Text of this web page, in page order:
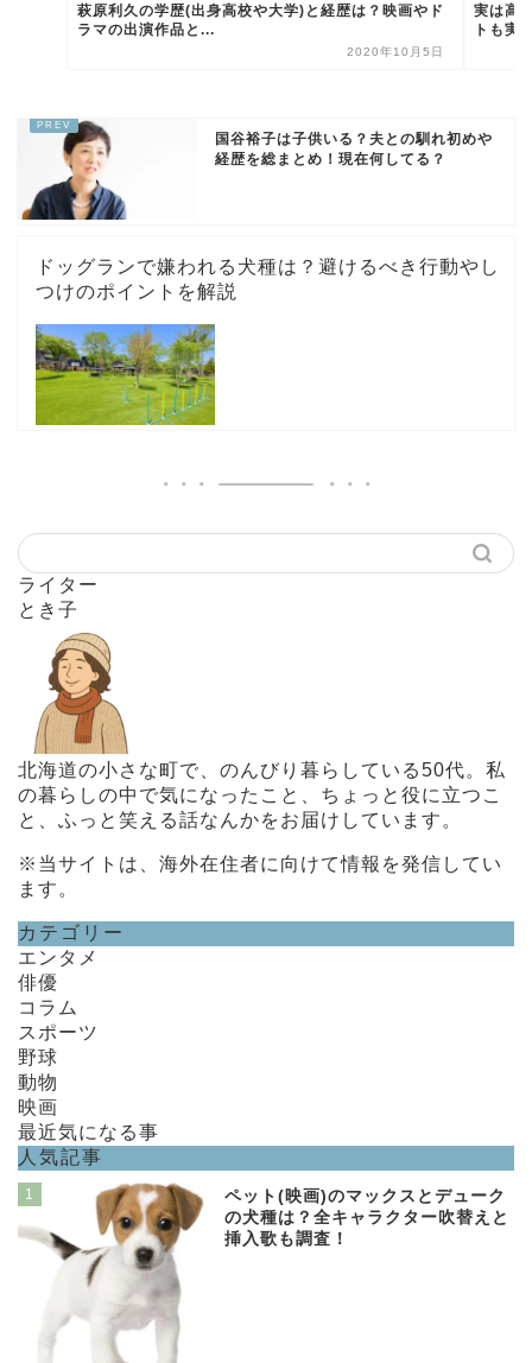
萩原利久の学歴(出身高校や大学)と経歴は？映画やド
ラマの出演作品と...
2020年10月5日
実は高
トも実
国谷裕子は子供いる？夫との馴れ初めや
経歴を総まとめ！現在何してる？
ドッグランで嫌われる犬種は？避けるべき行動やし
つけのポイントを解説
ライター
とき子
北海道の小さな町で、のんびり暮らしている50代。私
の暮らしの中で気になったこと、ちょっと役に立つこ
と、ふっと笑える話なんかをお届けしています。
※当サイトは、海外在住者に向けて情報を発信してい
ます。
カテゴリー
エンタメ
俳優
コラム
スポーツ
野球
動物
映画
最近気になる事
人気記事
1
ペット(映画)のマックスとデューク
の犬種は？全キャラクター吹替えと
挿入歌も調査！